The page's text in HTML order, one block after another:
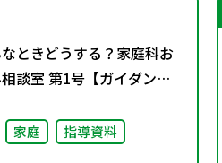
ときどうする？家庭科お
談室 第1号【ガイダン
家庭 指導資料